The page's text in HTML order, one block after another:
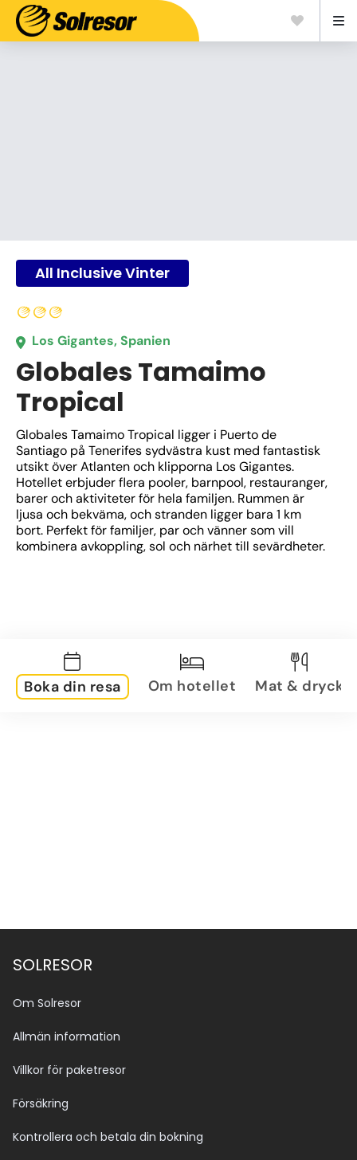
All Inclusive Vinter
Los Gigantes, Spanien
Globales Tamaimo
Tropical
Globales Tamaimo Tropical ligger i Puerto de
Santiago på Tenerifes sydvästra kust med fantastisk
utsikt över Atlanten och klipporna Los Gigantes.
Hotellet erbjuder flera pooler, barnpool, restauranger,
barer och aktiviteter för hela familjen. Rummen är
ljusa och bekväma, och stranden ligger bara 1 km
bort. Perfekt för familjer, par och vänner som vill
kombinera avkoppling, sol och närhet till sevärdheter.
Boka din resa Om hotellet Mat & dryck
SOLRESOR
Om Solresor
Allmän information
Villkor för paketresor
Försäkring
Kontrollera och betala din bokning